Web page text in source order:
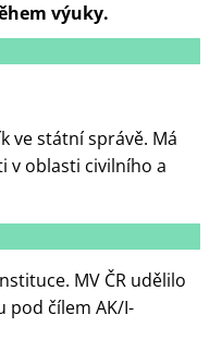
výuky.
ve státní správě. Má
v oblasti civilního a
MV ČR udělilo
pod čílem AK/I-